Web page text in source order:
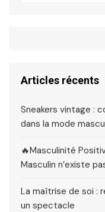
Articles récents
Sneakers vintage :
dans la mode
🔥Masculinité
Masculin n’existe
La maîtrise de soi :
un spectacle